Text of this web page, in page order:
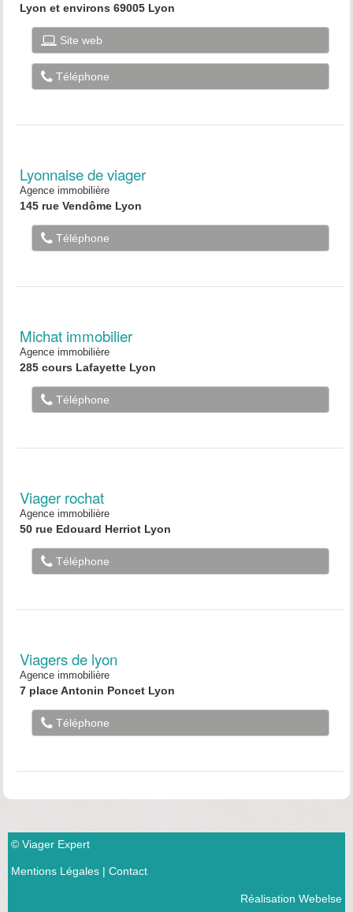
Lyon et environs 69005 Lyon
Site web
Téléphone
Lyonnaise de viager
Agence immobilière
145 rue Vendôme Lyon
Téléphone
Michat immobilier
Agence immobilière
285 cours Lafayette Lyon
Téléphone
Viager rochat
Agence immobilière
50 rue Edouard Herriot Lyon
Téléphone
Viagers de lyon
Agence immobilière
7 place Antonin Poncet Lyon
Téléphone
© Viager Expert
Mentions Légales| Contact
Réalisation Webelse